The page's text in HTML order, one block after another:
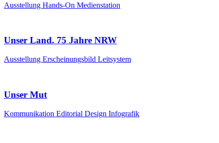
Ausstellung Hands-On Medienstation
Unser Land. 75 Jahre NRW
Ausstellung Erscheinungsbild Leitsystem
Unser Mut
Kommunikation Editorial Design Infografik